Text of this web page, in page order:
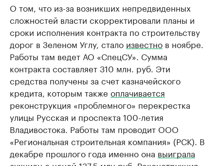
О том, что из-за возникших непредвиденных
сложностей власти скорректировали планы и
сроки исполнения контракта по строительству
дорог в Зеленом Углу, стало известно в ноябре.
Работы там ведет АО «СпецСУ». Сумма
контракта составляет 310 млн. руб. Эти
средства получены за счет казначейского
кредита, которым также оплачивается
реконструкция «проблемного» перекрестка
улицы Русская и проспекта 100-летия
Владивостока. Работы там проводит ООО
«Региональная строительная компания» (РСК). В
декабре прошлого года именно она выиграла